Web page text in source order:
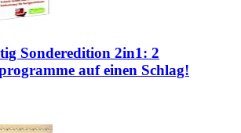
Sonderedition 2in1: 2
auf einen Schlag!